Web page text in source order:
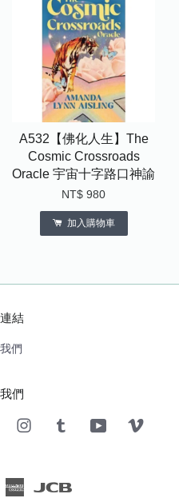
A532【佛化人生】The
Cosmic Crossroads
Oracle 宇宙十字路口神諭
NT$ 980
加入購物車
結
們
們
Google InstagramTumblr YouTube
American